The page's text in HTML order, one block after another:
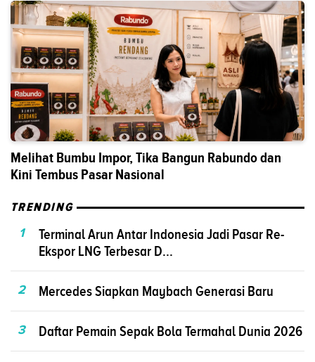
Melihat Bumbu Impor, Tika Bangun Rabundo dan
Kini Tembus Pasar Nasional
TRENDING
1
Terminal Arun Antar Indonesia Jadi Pasar Re-
Ekspor LNG Terbesar D...
2 Mercedes Siapkan Maybach Generasi Baru
3 Daftar Pemain Sepak Bola Termahal Dunia 2026